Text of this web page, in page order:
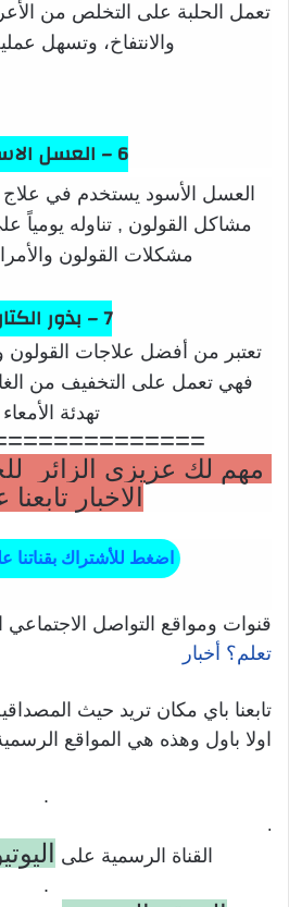
تعمل الحلبة على التخلص من
والانتفاخ، وتسهل
6 – العسل الاسود :
العسل الأسود يستخدم في علاج
مشاكل القولون , تناوله يومياً
مشكلات القولون
7 – بذور الكتان :
تعتبر من أفضل علاجات القولون
فهي تعمل على التخفيف من
تهدئة
مهم لك عزيزي الزائر
الاخبار
اضغط للأشتراك بقناتنا
قنوات ومواقع التواصل الاجتماعي
تعلم؟ أخبار
تابعنا باي مكان تريد حيث
اولا باول وهذه هي المواقع
.
.
القناة الرسمية على
.